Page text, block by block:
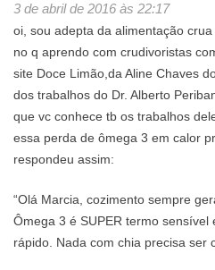
3 de abril de 2016 às 22:17
oi, sou adepta da alimentação
no q aprendo com crudivoristas
site Doce Limão,da Aline Chaves
dos trabalhos do Dr. Alberto
que vc conhece tb os trabalhos
essa perda de ômega 3 em calor
respondeu assim:
“Olá Marcia, cozimento sempre
Ômega 3 é SUPER termo sensível
rápido. Nada com chia precisa